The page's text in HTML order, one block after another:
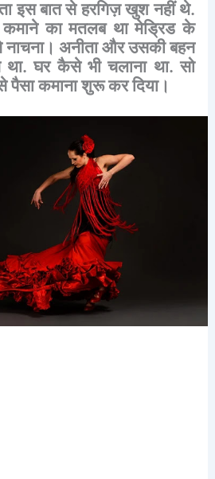
इस बात से हरगिज़ खुश नहीं थे.
कमाने का मतलब था मेड्रिड के
नाचना। अनीता औरउसकीबहन
था.घर कैसे भी चलाना था.सो
पैसाकमानाशुरूकरदिया।